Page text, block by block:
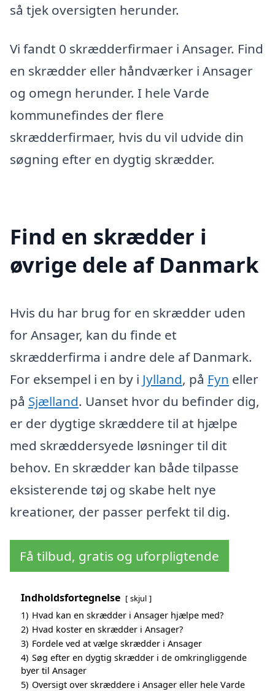
så tjek oversigten herunder.
Vi fandt 0 skrædderfirmaer i Ansager. Find
en skrædder eller håndværker i Ansager
og omegn herunder. I hele Varde
kommunefindes der flere
skrædderfirmaer, hvis du vil udvide din
søgning efter en dygtig skrædder.
Find en skrædder i
øvrige dele af Danmark
Hvis du har brug for en skrædder uden
for Ansager, kan du finde et
skrædderfirma i andre dele af Danmark.
For eksempel i en by i Jylland, på Fyn eller
på Sjælland. Uanset hvor du befinder dig,
er der dygtige skræddere til at hjælpe
med skræddersyede løsninger til dit
behov. En skrædder kan både tilpasse
eksisterende tøj og skabe helt nye
kreationer, der passer perfekt til dig.
Få tilbud, gratis og uforpligtende
Indholdsfortegnelse skjul
1) Hvad kan en skrædder i Ansager hjælpe med?
2) Hvad koster en skrædder i Ansager?
3) Fordele ved at vælge skrædder i Ansager
4) Søg efter en dygtig skrædder i de omkringliggende
byer til Ansager
5) Oversigt over skræddere i Ansager eller hele Varde